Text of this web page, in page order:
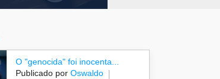
O "genocida" foi inocenta...
Publicado por Oswaldo